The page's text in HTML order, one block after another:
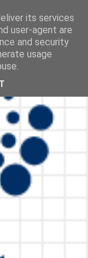
its services
user-agent are
and security
usage